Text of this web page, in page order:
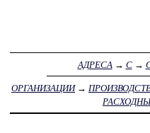
АДРЕСА → С→
ОРГАНИЗАЦИИ→